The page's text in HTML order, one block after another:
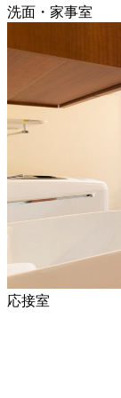
洗面・家事室
応接室